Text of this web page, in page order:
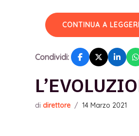
CONTINUA A
Condividi:
di direttore / 14 Marzo 2021